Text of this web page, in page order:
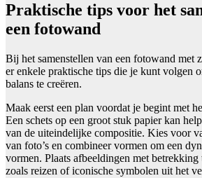
Praktische tips voor het
een fotowand
Bij het samenstellen van een fotowand met
er enkele praktische tips die je kunt volgen
balans te creëren.
Maak eerst een plan voordat je begint met
Een schets op een groot stuk papier kan
van de uiteindelijke compositie. Kies voor
van foto’s en combineer vormen om een
vormen. Plaats afbeeldingen met betrekking
zoals reizen of iconische symbolen uit het